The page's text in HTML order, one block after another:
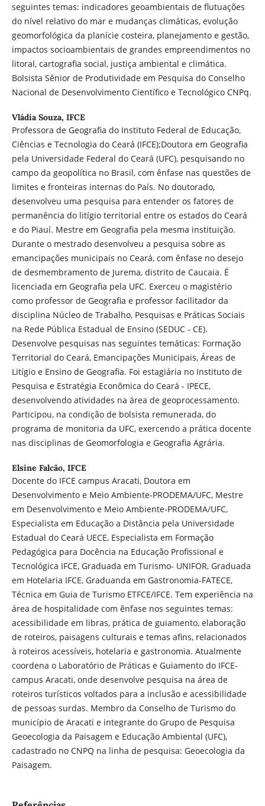
seguintes temas: indicadores geoambientais de flutuações
do nível relativo do mar e mudanças climáticas, evolução
geomorfológica da planície costeira, planejamento e gestão,
impactos socioambientais de grandes empreendimentos no
litoral, cartografia social, justiça ambiental e climática.
Bolsista Sênior de Produtividade em Pesquisa do Conselho
Nacional de Desenvolvimento Científico e Tecnológico CNPq.
Vládia Souza, IFCE
Professora de Geografia do Instituto Federal de Educação,
Ciências e Tecnologia do Ceará (IFCE);Doutora em Geografia
pela Universidade Federal do Ceará (UFC), pesquisando no
campo da geopolítica no Brasil, com ênfase nas questões de
limites e fronteiras internas do País. No doutorado,
desenvolveu uma pesquisa para entender os fatores de
permanência do litígio territorial entre os estados do Ceará
e do Piauí. Mestre em Geografia pela mesma instituição.
Durante o mestrado desenvolveu a pesquisa sobre as
emancipações municipais no Ceará, com ênfase no desejo
de desmembramento de Jurema, distrito de Caucaia. É
licenciada em Geografia pela UFC. Exerceu o magistério
como professor de Geografia e professor facilitador da
disciplina Núcleo de Trabalho, Pesquisas e Práticas Sociais
na Rede Pública Estadual de Ensino (SEDUC - CE).
Desenvolve pesquisas nas seguintes temáticas: Formação
Territorial do Ceará, Emancipações Municipais, Áreas de
Litígio e Ensino de Geografia. Foi estagiária no Instituto de
Pesquisa e Estratégia Econômica do Ceará - IPECE,
desenvolvendo atividades na área de geoprocessamento.
Participou, na condição de bolsista remunerada, do
programa de monitoria da UFC, exercendo a prática docente
nas disciplinas de Geomorfologia e Geografia Agrária.
Elsine Falcão, IFCE
Docente do IFCE campus Aracati, Doutora em
Desenvolvimento e Meio Ambiente-PRODEMA/UFC, Mestre
em Desenvolvimento e Meio Ambiente-PRODEMA/UFC,
Especialista em Educação a Distância pela Universidade
Estadual do Ceará UECE, Especialista em Formação
Pedagógica para Docência na Educação Profissional e
Tecnológica IFCE, Graduada em Turismo- UNIFOR, Graduada
em Hotelaria IFCE, Graduanda em Gastronomia-FATECE,
Técnica em Guia de Turismo ETFCE/IFCE. Tem experiência na
área de hospitalidade com ênfase nos seguintes temas:
acessibilidade em libras, prática de guiamento, elaboração
de roteiros, paisagens culturais e temas afins, relacionados
à roteiros acessíveis, hotelaria e gastronomia. Atualmente
coordena o Laboratório de Práticas e Guiamento do IFCE-
campus Aracati, onde desenvolve pesquisa na área de
roteiros turísticos voltados para a inclusão e acessibilidade
de pessoas surdas. Membro da Conselho de Turismo do
município de Aracati e integrante do Grupo de Pesquisa
Geoecologia da Paisagem e Educação Ambiental (UFC),
cadastrado no CNPQ na linha de pesquisa: Geoecologia da
Paisagem.